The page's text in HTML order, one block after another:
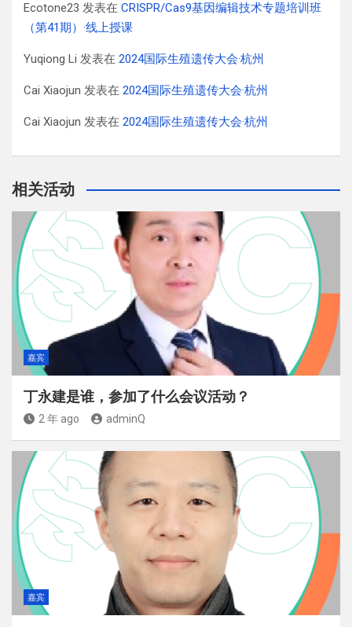
Ecotone23 发表在 CRISPR/Cas9基因编辑技术专题培训班
（第41期）·线上授课
Yuqiong Li 发表在 2024国际生殖遗传大会·杭州
Cai Xiaojun 发表在 2024国际生殖遗传大会·杭州
Cai Xiaojun 发表在 2024国际生殖遗传大会·杭州
相关活动
嘉宾
丁永建是谁，参加了什么会议活动？
2 年 ago adminQ
嘉宾